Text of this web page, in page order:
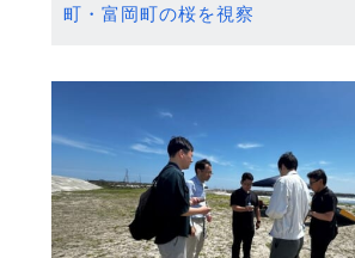
町・富岡町の桜を視察